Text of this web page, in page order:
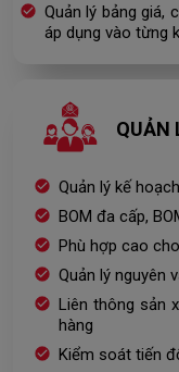
QUẢN
Quản lý kế
BOM đa cấp,
Phù hợp cao
Quản lý nguyên
Liên thông sản
hàng
Kiểm soát tiến
Quản lý bảng giá,
áp dụng vào từng